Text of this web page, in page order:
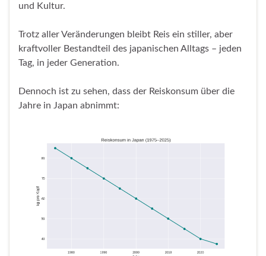
und Kultur.
Trotz aller Veränderungen bleibt Reis ein stiller, aber
kraftvoller Bestandteil des japanischen Alltags – jeden
Tag, in jeder Generation.
Dennoch ist zu sehen, dass der Reiskonsum über die
Jahre in Japan abnimmt: